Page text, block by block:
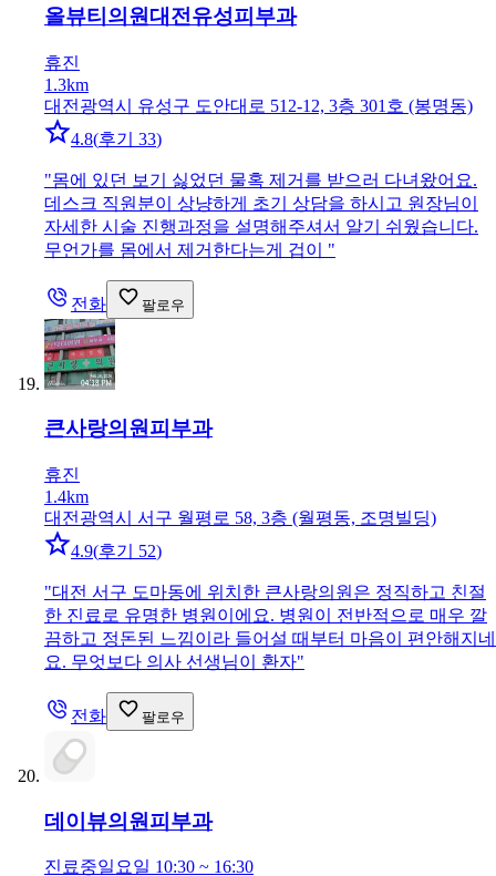
올뷰티의원대전유성피부과
휴진
1.3km
대전광역시 유성구 도안대로 512-12, 3층 301호 (봉명동)
4.8(후기 33)
"몸에 있던 보기 싫었던 물혹 제거를 받으러 다녀왔어요.
데스크 직원분이 상냥하게 초기 상담을 하시고 원장님이
자세한 시술 진행과정을 설명해주셔서 알기 쉬웠습니다.
무언가를 몸에서 제거한다는게 겁이 "
전화 팔로우
큰사랑의원피부과
휴진
1.4km
대전광역시 서구 월평로 58, 3층 (월평동, 조명빌딩)
4.9(후기 52)
"대전 서구 도마동에 위치한 큰사랑의원은 정직하고 친절
한 진료로 유명한 병원이에요. 병원이 전반적으로 매우 깔
끔하고 정돈된 느낌이라 들어설 때부터 마음이 편안해지네
요. 무엇보다 의사 선생님이 환자"
전화 팔로우
데이뷰의원 피부과
진료중일요일 10:30 ~ 16:30